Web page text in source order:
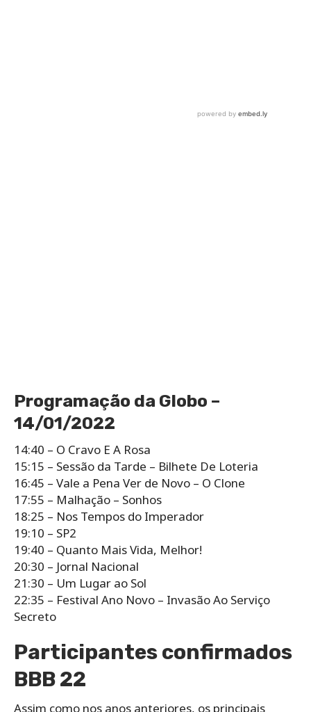
Programação da Globo –
14/01/2022
14:40 – O Cravo E A Rosa
15:15 – Sessão da Tarde – Bilhete De Loteria
16:45 – Vale a Pena Ver de Novo – O Clone
17:55 – Malhação – Sonhos
18:25 – Nos Tempos do Imperador
19:10 – SP2
19:40 – Quanto Mais Vida, Melhor!
20:30 – Jornal Nacional
21:30 – Um Lugar ao Sol
22:35 – Festival Ano Novo – Invasão Ao Serviço
Secreto
Participantes confirmados
BBB 22
Assim como nos anos anteriores, os principais